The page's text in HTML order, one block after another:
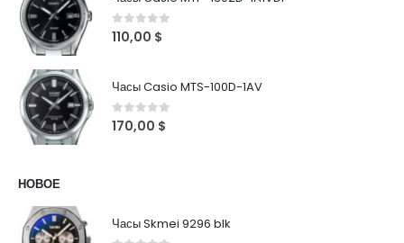
0out of 5
110,00 $
Часы Casio MTS-100D-1AV
0out of 5
170,00 $
НОВОЕ
Часы Skmei 9296 blk